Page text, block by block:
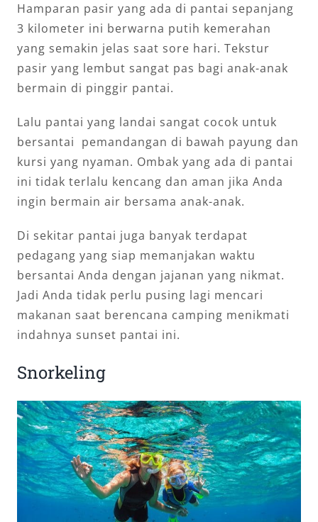
Hamparan pasir yang ada di pantai sepanjang
3 kilometer ini berwarna putih kemerahan
yang semakin jelas saat sore hari. Tekstur
pasir yang lembut sangat pas bagi anak-anak
bermain di pinggir pantai.
Lalu pantai yang landai sangat cocok untuk
bersantai pemandangan di bawah payung dan
kursi yang nyaman. Ombak yang ada di pantai
ini tidak terlalu kencang dan aman jika Anda
ingin bermain air bersama anak-anak.
Di sekitar pantai juga banyak terdapat
pedagang yang siap memanjakan waktu
bersantai Anda dengan jajanan yang nikmat.
Jadi Anda tidak perlu pusing lagi mencari
makanan saat berencana camping menikmati
indahnya sunset pantai ini.
Snorkeling